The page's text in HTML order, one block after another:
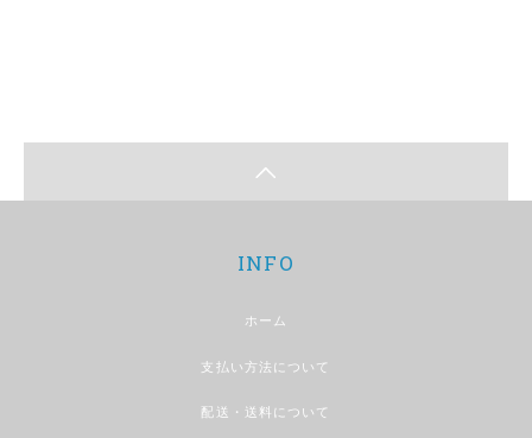
INFO
ホーム
支払い方法について
配送・送料について